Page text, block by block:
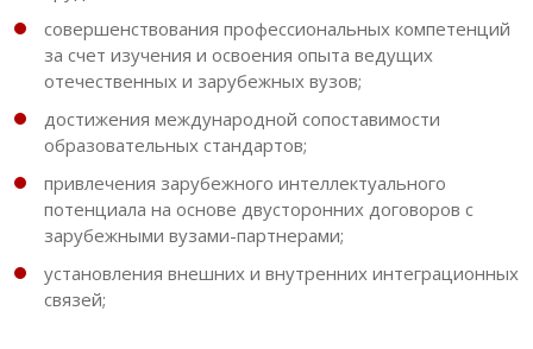
совершенствования профессиональных компетенций
за счет изучения и освоения опыта ведущих
отечественных и зарубежных вузов;
достижения международной сопоставимости
образовательных стандартов;
привлечения зарубежного интеллектуального
потенциала на основе двусторонних договоров с
зарубежными вузами-партнерами;
установления внешних и внутренних интеграционных
связей;